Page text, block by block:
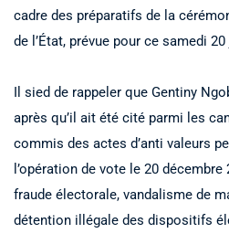
cadre des préparatifs de la
de l’État, prévue pour ce samedi
Il sied de rappeler que Gentiny
après qu’il ait été cité parmi les
commis des actes d’anti valeurs
l’opération de vote le 20
fraude électorale, vandalisme de
détention illégale des dispositifs